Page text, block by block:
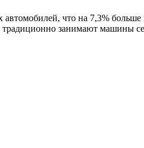
что на 7,3%
занимают машины